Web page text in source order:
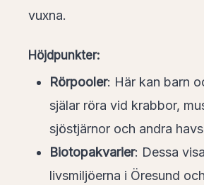
vuxna.
Höjdpunkter:
Rörpooler: Här kan barn
själar röra vid krabbor,
sjöstjärnor och andra
Biotopakvarier: Dessa
livsmiljöerna i Öresund